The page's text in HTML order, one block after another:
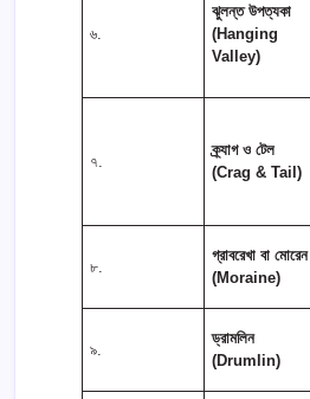
৬.
ঝুলন্ত উপত্যকা
(Hanging
Valley)
৭.
ক্র্যাগ ও টেল
(Crag & Tail)
৮.
গ্রাবরেখা বা মোরেন
(Moraine)
৯.
ড্রামলিন
(Drumlin)